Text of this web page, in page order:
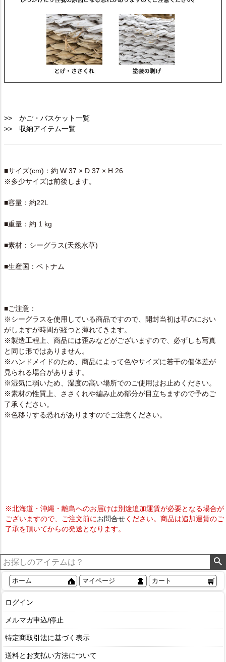
>> かご・バスケット一覧
>> 収納アイテム一覧
■サイズ(cm)：約 W 37 × D 37 × H 26
※多少サイズは前後します。
■容量：約22L
■重量：約 1 kg
■素材：シーグラス(天然水草)
■生産国：ベトナム
■ご注意：
※シーグラスを使用している商品ですので、開封当初は草のにおい
がしますが時間が経つと薄れてきます。
※製造工程上、商品には歪みなどがございますので、必ずしも写真
と同じ形ではありません。
※ハンドメイドのため、商品によって色やサイズに若干の個体差が
見られる場合があります。
※湿気に弱いため、湿度の高い場所でのご使用はお止めください。
※素材の性質上、ささくれや編み止め部分が目立ちますので予めご
了承ください。
※色移りする恐れがありますのでご注意ください。
※北海道・沖縄・離島へのお届けは別途追加運賃が必要となる場合が
ございますので、ご注文前にお問合せください。商品は追加運賃のご
了承を頂いてからの発送となります。
ホーム マイページ カート
ログイン
メルマガ申込/停止
特定商取引法に基づく表示
送料とお支払い方法について